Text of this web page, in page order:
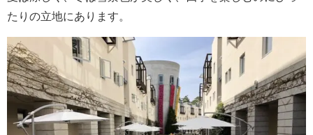
たりの立地にあります。